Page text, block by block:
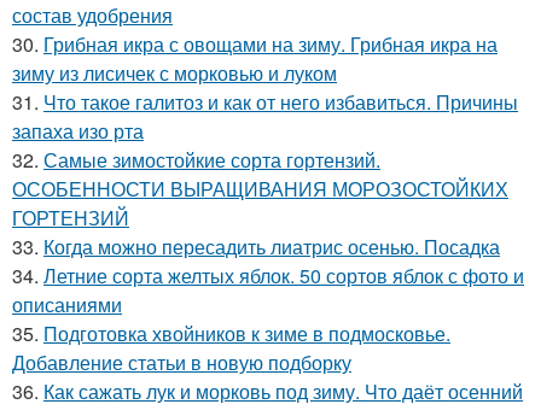
состав удобрения
30. Грибная икра с овощами на зиму. Грибная икра на
зиму из лисичек с морковью и луком
31. Что такое галитоз и как от него избавиться. Причины
запаха изо рта
32. Самые зимостойкие сорта гортензий.
ОСОБЕННОСТИ ВЫРАЩИВАНИЯ МОРОЗОСТОЙКИХ
ГОРТЕНЗИЙ
33. Когда можно пересадить лиатрис осенью. Посадка
34. Летние сорта желтых яблок. 50 сортов яблок с фото и
описаниями
35. Подготовка хвойников к зиме в подмосковье.
Добавление статьи в новую подборку
36. Как сажать лук и морковь под зиму. Что даёт осенний